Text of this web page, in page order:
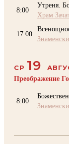
8:00
Утреня.
Храм
17:00
СР 19
Преображение
8:00